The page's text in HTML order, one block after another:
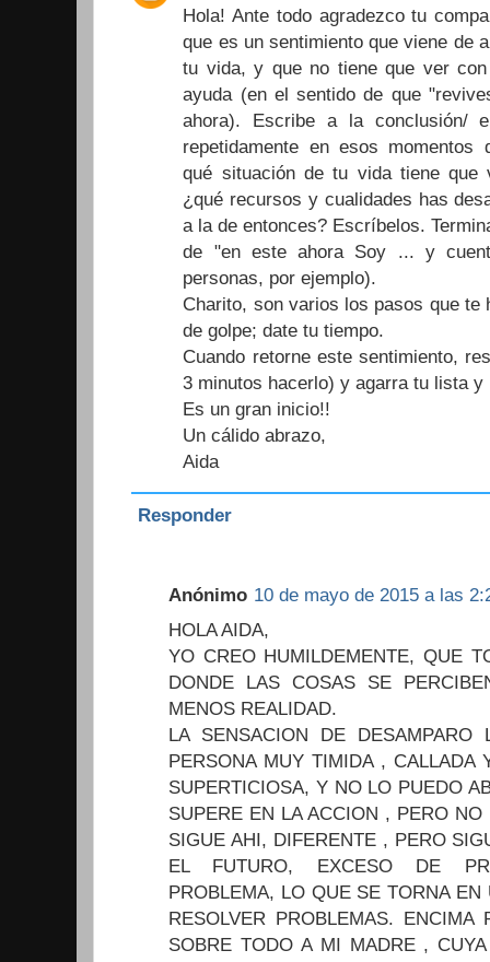
Hola! Ante todo agradezco tu
que es un sentimiento que viene de
tu vida, y que no tiene que ver
ayuda (en el sentido de que
ahora). Escribe a la conclusión/
repetidamente en esos momentos
qué situación de tu vida tiene que
¿qué recursos y cualidades has
a la de entonces? Escríbelos.
de "en este ahora Soy ... y
personas, por ejemplo).
Charito, son varios los pasos que te
de golpe; date tu tiempo.
Cuando retorne este sentimiento,
3 minutos hacerlo) y agarra tu lista y
Es un gran inicio!!
Un cálido abrazo,
Aida
Responder
Anónimo 10 de mayo de 2015 a las
HOLA AIDA,
YO CREO HUMILDEMENTE, QUE
DONDE LAS COSAS SE
MENOS REALIDAD.
LA SENSACION DE
PERSONA MUY TIMIDA ,
SUPERTICIOSA, Y NO LO PUEDO
SUPERE EN LA ACCION , PERO
SIGUE AHI, DIFERENTE , PERO
EL FUTURO, EXCESO DE
PROBLEMA, LO QUE SE TORNA
RESOLVER PROBLEMAS.
SOBRE TODO A MI MADRE ,